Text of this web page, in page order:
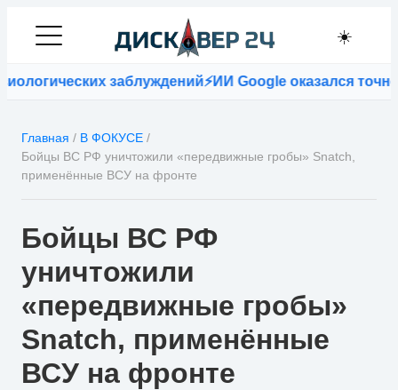
☀️
заблуждений⚡ИИ Google оказался точнее
Главная / В ФОКУСЕ /
Бойцы ВС РФ уничтожили «передвижные гробы» Snatch,
применённые ВСУ на фронте
Бойцы ВС РФ
уничтожили
«передвижные гробы»
Snatch, применённые
ВСУ на фронте